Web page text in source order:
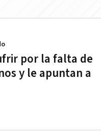
por la falta de
y le apuntan a